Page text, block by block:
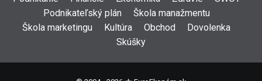
Podnikateľský plán
Škola manažmentu
Škola marketingu
Kultúra Obchod
Dovolenka
Skúšky